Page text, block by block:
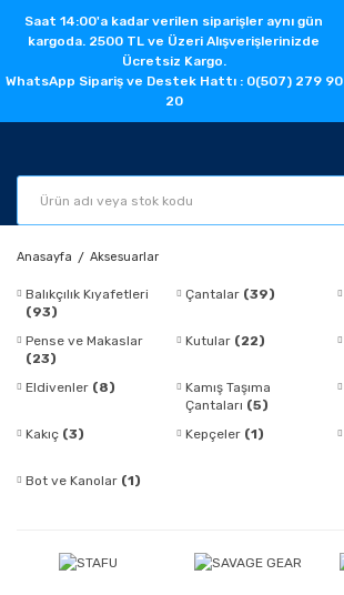
Saat 14:00'a kadar verilen siparişler aynı gün
kargoda. 2500 TL ve Üzeri Alışverişlerinizde
Ücretsiz Kargo.
WhatsApp Sipariş ve Destek Hattı : 0(507) 279 90
20
Anasayfa Aksesuarlar
Balıkçılık Kıyafetleri
(93)
Çantalar (39)
Pense ve Makaslar
(23)
Kutular (22)
Eldivenler (8)
Kamış Taşıma
Çantaları (5)
Kakıç (3) Kepçeler (1)
Bot ve Kanolar (1)